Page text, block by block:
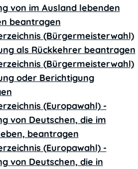
von im Ausland lebenden
beantragen
(Bürgermeisterwahl)
als Rückkehrer beantragen
(Bürgermeisterwahl)
oder Berichtigung
(Europawahl) -
von Deutschen, die im
beantragen
(Europawahl) -
von Deutschen, die in